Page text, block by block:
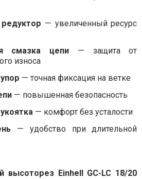
— увеличенный ресурс
смазка цепи — защита от
износа
— точная фиксация на ветке
— повышенная безопасность
— комфорт без усталости
— удобство при длительной
высоторез Einhell GC-LC 18/20